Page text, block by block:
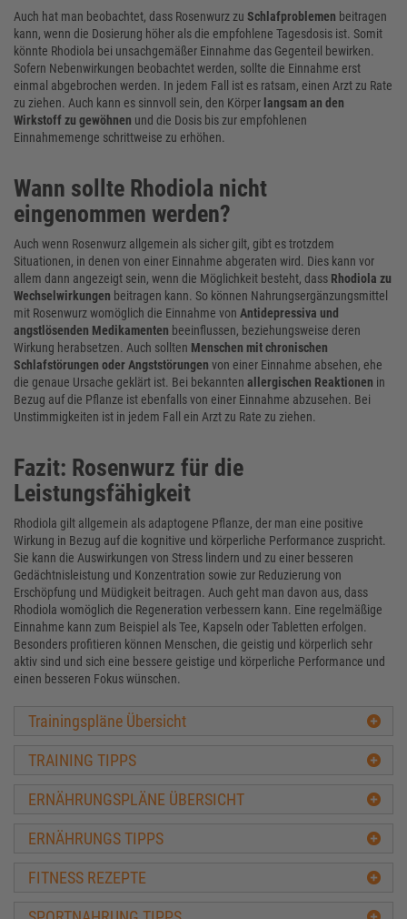
Auch hat man beobachtet, dass Rosenwurz zu Schlafproblemen beitragen
kann, wenn die Dosierung höher als die empfohlene Tagesdosis ist. Somit
könnte Rhodiola bei unsachgemäßer Einnahme das Gegenteil bewirken.
Sofern Nebenwirkungen beobachtet werden, sollte die Einnahme erst
einmal abgebrochen werden. In jedem Fall ist es ratsam, einen Arzt zu Rate
zu ziehen. Auch kann es sinnvoll sein, den Körper langsam an den
Wirkstoff zu gewöhnen und die Dosis bis zur empfohlenen
Einnahmemenge schrittweise zu erhöhen.
Wann sollte Rhodiola nicht
eingenommen werden?
Auch wenn Rosenwurz allgemein als sicher gilt, gibt es trotzdem
Situationen, in denen von einer Einnahme abgeraten wird. Dies kann vor
allem dann angezeigt sein, wenn die Möglichkeit besteht, dass Rhodiola zu
Wechselwirkungen beitragen kann. So können Nahrungsergänzungsmittel
mit Rosenwurz womöglich die Einnahme von Antidepressiva und
angstlösenden Medikamenten beeinflussen, beziehungsweise deren
Wirkung herabsetzen. Auch sollten Menschen mit chronischen
Schlafstörungen oder Angststörungen von einer Einnahme absehen, ehe
die genaue Ursache geklärt ist. Bei bekannten allergischen Reaktionen in
Bezug auf die Pflanze ist ebenfalls von einer Einnahme abzusehen. Bei
Unstimmigkeiten ist in jedem Fall ein Arzt zu Rate zu ziehen.
Fazit: Rosenwurz für die
Leistungsfähigkeit
Rhodiola gilt allgemein als adaptogene Pflanze, der man eine positive
Wirkung in Bezug auf die kognitive und körperliche Performance zuspricht.
Sie kann die Auswirkungen von Stress lindern und zu einer besseren
Gedächtnisleistung und Konzentration sowie zur Reduzierung von
Erschöpfung und Müdigkeit beitragen. Auch geht man davon aus, dass
Rhodiola womöglich die Regeneration verbessern kann. Eine regelmäßige
Einnahme kann zum Beispiel als Tee, Kapseln oder Tabletten erfolgen.
Besonders profitieren können Menschen, die geistig und körperlich sehr
aktiv sind und sich eine bessere geistige und körperliche Performance und
einen besseren Fokus wünschen.
Trainingspläne Übersicht
TRAINING TIPPS
ERNÄHRUNGSPLÄNE ÜBERSICHT
ERNÄHRUNGS TIPPS
FITNESS REZEPTE